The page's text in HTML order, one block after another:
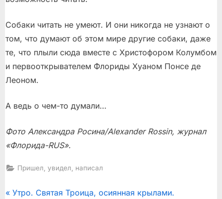
Собаки читать не умеют. И они никогда не узнают о
том, что думают об этом мире другие собаки, даже
те, что плыли сюда вместе с Христофором Колумбом
и первооткрывателем Флориды Хуаном Понсе де
Леоном.
А ведь о чем-то думали…
Фото Александра Росина/Alexander Rossin, журнал
«Флорида-RUS».
Пришел, увидел, написал
Post
P
Утро. Святая Троица, осиянная крылами.